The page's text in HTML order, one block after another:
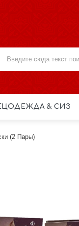
& СИЗ
(2 Пары)